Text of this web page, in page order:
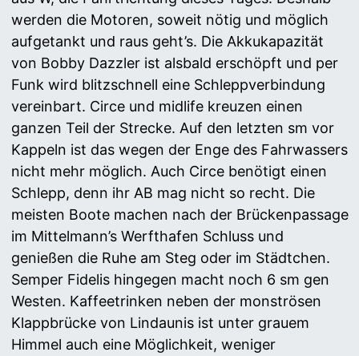
werden die Motoren, soweit nötig und möglich
aufgetankt und raus geht’s. Die Akkukapazität
von Bobby Dazzler ist alsbald erschöpft und per
Funk wird blitzschnell eine Schleppverbindung
vereinbart. Circe und midlife kreuzen einen
ganzen Teil der Strecke. Auf den letzten sm vor
Kappeln ist das wegen der Enge des Fahrwassers
nicht mehr möglich. Auch Circe benötigt einen
Schlepp, denn ihr AB mag nicht so recht. Die
meisten Boote machen nach der Brückenpassage
im Mittelmann’s Werfthafen Schluss und
genießen die Ruhe am Steg oder im Städtchen.
Semper Fidelis hingegen macht noch 6 sm gen
Westen. Kaffeetrinken neben der monströsen
Klappbrücke von Lindaunis ist unter grauem
Himmel auch eine Möglichkeit, weniger